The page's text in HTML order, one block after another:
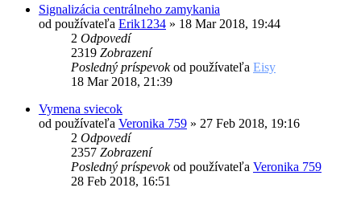
Signalizácia centrálneho zamykania
od používateľa Erik1234 » 18 Mar 2018, 19:44
2 Odpovedí
2319 Zobrazení
Posledný príspevokod používateľa Eisy
18 Mar 2018, 21:39
Vymena sviecok
od používateľa Veronika 759 » 27 Feb 2018, 19:16
2 Odpovedí
2357 Zobrazení
Posledný príspevokod používateľa Veronika 759
28 Feb 2018, 16:51